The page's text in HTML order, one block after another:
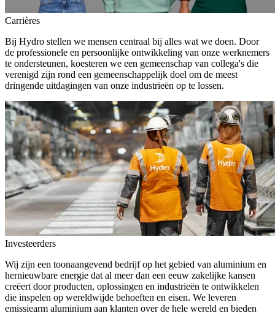
Carrières
Bij Hydro stellen we mensen centraal bij alles wat we doen. Door
de professionele en persoonlijke ontwikkeling van onze werknemers
te ondersteunen, koesteren we een gemeenschap van collega's die
verenigd zijn rond een gemeenschappelijk doel om de meest
dringende uitdagingen van onze industrieën op te lossen.
Investeerders
Wij zijn een toonaangevend bedrijf op het gebied van aluminium en
hernieuwbare energie dat al meer dan een eeuw zakelijke kansen
creëert door producten, oplossingen en industrieën te ontwikkelen
die inspelen op wereldwijde behoeften en eisen. We leveren
emissiearm aluminium aan klanten over de hele wereld en bieden